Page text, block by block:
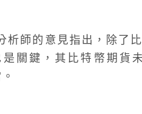
師的意見指出，除了
關鍵，其比特幣期貨